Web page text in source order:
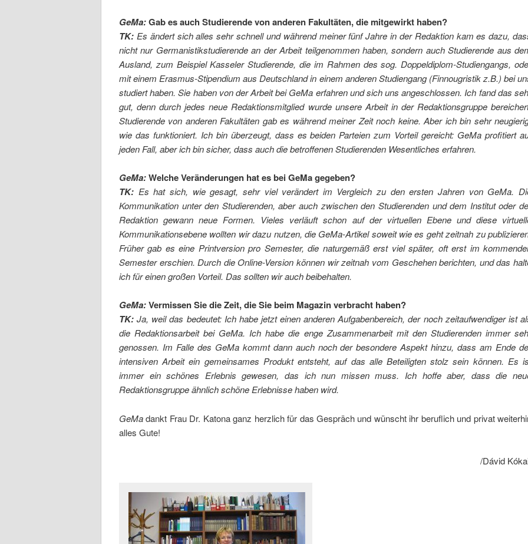
GeMa:Gab es auch Studierende von anderen Fakultäten, die mitgewirkt haben?
TK: Es ändert sich alles sehr schnell und während meiner fünf Jahre in der Redaktion kam es dazu,
nicht nur Germanistikstudierende an der Arbeit teilgenommen haben, sondern auch Studierende aus
Ausland, zum Beispiel Kasseler Studierende, die im Rahmen des sog. Doppeldiplom-Studiengangs,
mit einem Erasmus-Stipendium aus Deutschland in einem anderen Studiengang (Finnougristik z.B.) bei
studiert haben. Sie haben von der Arbeit bei GeMa erfahren und sich uns angeschlossen. Ich fand das
gut, denn durch jedes neue Redaktionsmitglied wurde unsere Arbeit in der Redaktionsgruppe
Studierende von anderen Fakultäten gab es während meiner Zeit noch keine. Aber ich bin sehr
wie das funktioniert. Ich bin überzeugt, dass es beiden Parteien zum Vorteil gereicht: GeMa profitiert
jeden Fall, aber ich bin sicher, dass auch die betroffenen Studierenden Wesentliches erfahren.
GeMa:Welche Veränderungen hat es bei GeMa gegeben?
TK: Es hat sich, wie gesagt, sehr viel verändert im Vergleich zu den ersten Jahren von GeMa.
Kommunikation unter den Studierenden, aber auch zwischen den Studierenden und dem Institut oder
Redaktion gewann neue Formen. Vieles verläuft schon auf der virtuellen Ebene und diese
Kommunikationsebene wollten wir dazu nutzen, die GeMa-Artikel soweit wie es geht zeitnah zu
Früher gab es eine Printversion pro Semester, die naturgemäß erst viel später, oft erst im
Semester erschien. Durch die Online-Version können wir zeitnah vom Geschehen berichten, und das
ich für einen großen Vorteil. Das sollten wir auch beibehalten.
GeMa:Vermissen Sie die Zeit, die Sie beim Magazin verbracht haben?
TK: Ja, weil das bedeutet: Ich habe jetzt einen anderen Aufgabenbereich, der noch zeitaufwendiger ist
die Redaktionsarbeit bei GeMa. Ich habe die enge Zusammenarbeit mit den Studierenden immer
genossen. Im Falle des GeMa kommt dann auch noch der besondere Aspekt hinzu, dass am Ende
intensiven Arbeit ein gemeinsames Produkt entsteht, auf das alle Beteiligten stolz sein können. Es
immer ein schönes Erlebnis gewesen, das ich nun missen muss. Ich hoffe aber, dass die
Redaktionsgruppe ähnlich schöne Erlebnisse haben wird.
GeMadankt Frau Dr. Katona ganz herzlich für das Gespräch und wünscht ihr beruflich und privat
alles Gute!
/Dávid